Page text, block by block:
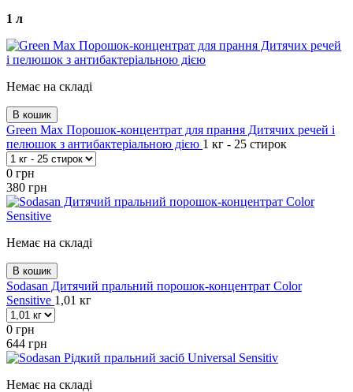
1 л
Немає на складі
В кошик
Green Max Порошок-концентрат для прання Дитячих речей і
пелюшок з антибактеріальною дією 1 кг - 25 стирок
0 грн
380 грн
Немає на складі
В кошик
Sodasan Дитячий пральний порошок-концентрат Color
Sensitive 1,01 кг
0 грн
644 грн
Немає на складі